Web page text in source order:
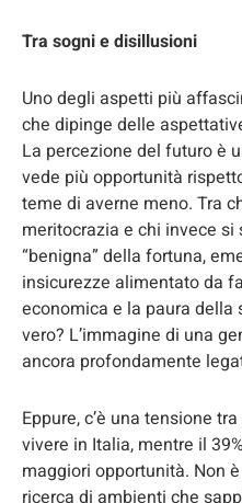
Tra sogni e disillusioni
Uno degli aspetti più
che dipinge delle
La percezione del futuro è
vede più opportunità
teme di averne meno. Tra
meritocrazia e chi invece
“benigna” della fortuna,
insicurezze alimentato da
economica e la paura della
vero? L’immagine di una
ancora profondamente
Eppure, c’è una tensione
vivere in Italia, mentre il
maggiori opportunità. Non
ricerca di ambienti che